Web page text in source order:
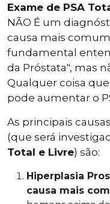
Exame de PSA
NÃO É um
causa mais
fundamental
da Próstata", mas
Qualquer coisa
pode aumentar o
As principais
(que será
Total e Livre) são:
Hiperplasia
causa mais